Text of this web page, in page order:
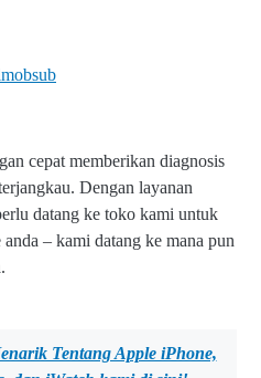
cepat memberikan diagnosis
Dengan layanan
datang ke toko kami untuk
– kami datang ke mana pun
Tentang Apple iPhone,